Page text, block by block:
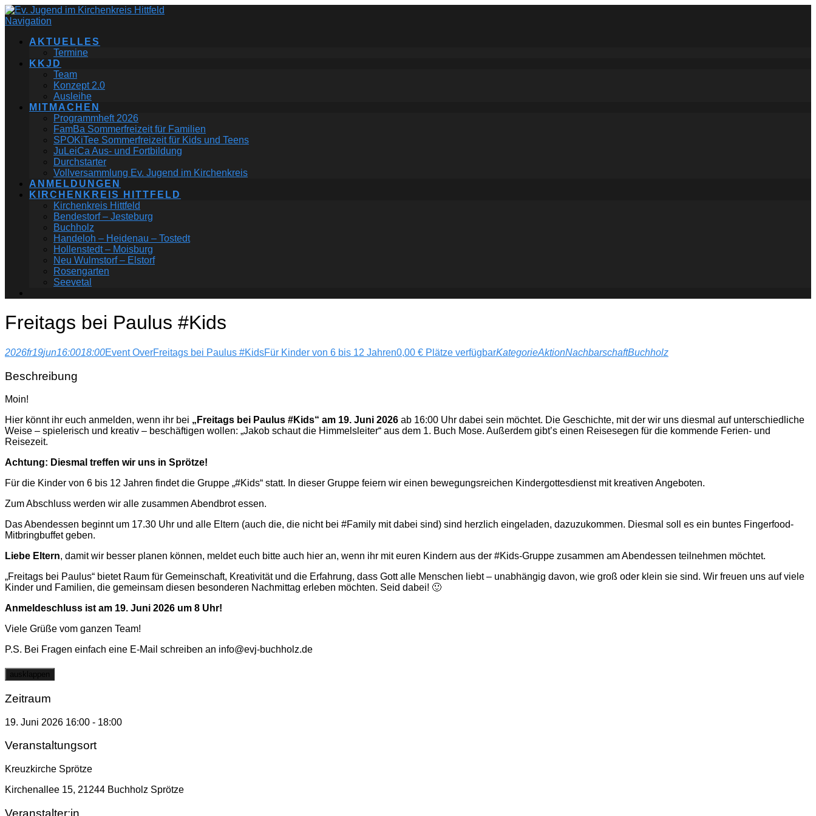
Navigation
AKTUELLES
Termine
KKJD
Team
Konzept 2.0
Ausleihe
MITMACHEN
Programmheft 2026
FamBa Sommerfreizeit für Familien
SPOKiTee Sommerfreizeit für Kids und Teens
JuLeiCa Aus- und Fortbildung
Durchstarter
Vollversammlung Ev. Jugend im Kirchenkreis
ANMELDUNGEN
KIRCHENKREIS HITTFELD
Kirchenkreis Hittfeld
Bendestorf – Jesteburg
Buchholz
Handeloh – Heidenau – Tostedt
Hollenstedt – Moisburg
Neu Wulmstorf – Elstorf
Rosengarten
Seevetal
Freitags bei Paulus #Kids
2026fr19jun16:0018:00Event OverFreitags bei Paulus #KidsFür Kinder von 6 bis 12 Jahren0,00 € Plätze verfügbarKategorieAktionNachbarschaftBuchholz
Beschreibung
Moin!
Hier könnt ihr euch anmelden, wenn ihr bei „Freitags bei Paulus #Kids“ am 19. Juni 2026 ab 16:00 Uhr dabei sein möchtet. Die Geschichte, mit der wir uns diesmal auf unterschiedliche
Weise – spielerisch und kreativ – beschäftigen wollen: „Jakob schaut die Himmelsleiter“ aus dem 1. Buch Mose. Außerdem gibt’s einen Reisesegen für die kommende Ferien- und
Reisezeit.
Achtung: Diesmal treffen wir uns in Sprötze!
Für die Kinder von 6 bis 12 Jahren findet die Gruppe „#Kids“ statt. In dieser Gruppe feiern wir einen bewegungsreichen Kindergottesdienst mit kreativen Angeboten.
Zum Abschluss werden wir alle zusammen Abendbrot essen.
Das Abendessen beginnt um 17.30 Uhr und alle Eltern (auch die, die nicht bei #Family mit dabei sind) sind herzlich eingeladen, dazuzukommen. Diesmal soll es ein buntes Fingerfood-
Mitbringbuffet geben.
Liebe Eltern, damit wir besser planen können, meldet euch bitte auch hier an, wenn ihr mit euren Kindern aus der #Kids-Gruppe zusammen am Abendessen teilnehmen möchtet.
„Freitags bei Paulus“ bietet Raum für Gemeinschaft, Kreativität und die Erfahrung, dass Gott alle Menschen liebt – unabhängig davon, wie groß oder klein sie sind. Wir freuen uns auf viele
Kinder und Familien, die gemeinsam diesen besonderen Nachmittag erleben möchten. Seid dabei! 🙂
Anmeldeschluss ist am 19. Juni 2026 um 8 Uhr!
Viele Grüße vom ganzen Team!
P.S. Bei Fragen einfach eine E-Mail schreiben an info@evj-buchholz.de
ausklappen
Zeitraum
19. Juni 2026 16:00 - 18:00
Veranstaltungsort
Kreuzkirche Sprötze
Kirchenallee 15, 21244 Buchholz Sprötze
Veranstalter:in